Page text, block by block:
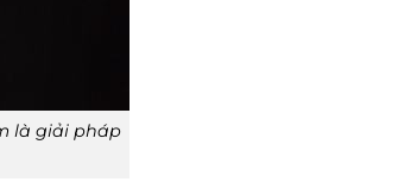
là giải pháp